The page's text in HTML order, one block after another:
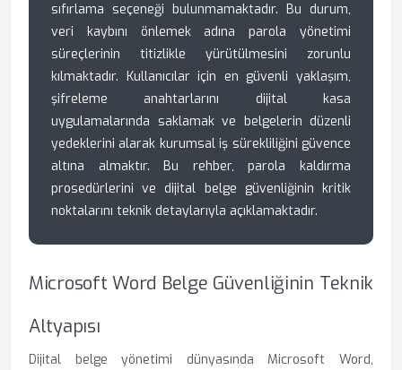
sıfırlama seçeneği bulunmamaktadır. Bu durum,
veri kaybını önlemek adına parola yönetimi
süreçlerinin titizlikle yürütülmesini zorunlu
kılmaktadır. Kullanıcılar için en güvenli yaklaşım,
şifreleme anahtarlarını dijital kasa
uygulamalarında saklamak ve belgelerin düzenli
yedeklerini alarak kurumsal iş sürekliliğini güvence
altına almaktır. Bu rehber, parola kaldırma
prosedürlerini ve dijital belge güvenliğinin kritik
noktalarını teknik detaylarıyla açıklamaktadır.
Microsoft Word Belge Güvenliğinin Teknik
Altyapısı
Dijital belge yönetimi dünyasında Microsoft Word,